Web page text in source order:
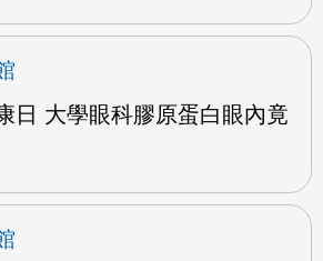
日 大學眼科膠原蛋白眼內竟